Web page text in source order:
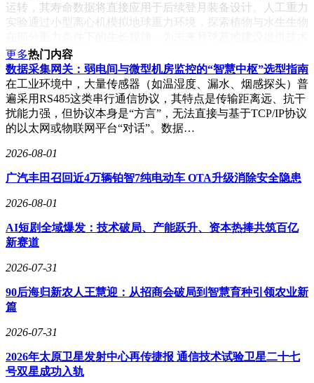
运转，其寿命数据将直接应用于后续登月装备设计。人工重力
实验通过小型离心机模拟地球重力环境，探索植物与水生生物
储备。
心理耐受性测试同样关键。三名航天员将在密闭空间内度过
365天，仅能通过每周半小时的延迟视频通话与家人联系。地
面团队为此设计了特殊娱乐方案，包括漂浮状态下的春节饺子
宴及地球直播电视节目。科研人员透露，航天员需定期采集血
样与尿样，这些数据将用于分析微重力环境对人体的长期影
响，为登月任务制定医疗预案。
中国载人登月工程已进入实质阶段，长征十号火箭、梦舟飞船
术，着陆器着陆精度控制在几十米内，显著优于阿波罗计划。
神舟二十三号积累的一年期数据，将直接应用于月球基地能源
系统设计——新型太阳能电池可支撑月球长达14天的极夜环
境，而抗辐射布料实验成果或用于改进未来航天服设计。
稻品种，冻干食品工艺应用于方便面蔬菜包生产，碳纤维材料
则进入高端制造业领域。据统计，航天产业链已带动数十万人
站预计于2030年退役，天宫空间站或将成为全球唯一太空实验
室，中国正从技术受制方转变为国际合作主导方。
这场持续一年的太空驻留，被外媒形容为"中国航天版的卧薪
更多热门内容
数据采集网关：弱电间与微型机房监控的“智慧中枢”选型指南
在工业环境中，大量传感器（如温湿度、漏水、烟感探头）普
遍采用RS485这类串行通信协议，其特点是传输距离远、抗干
扰能力强，但协议本身是“方言”，无法直接与基于TCP/IP协议
的以太网或物联网平台“对话”。数据…
2026-08-01
广汽丰田召回近4万辆铂智7纯电动车 OTA升级消除安全隐患
2026-08-01
AI短剧全域爆发：技术破局、产能跃升、资本热捧共筑百亿
新赛道
2026-07-31
90后海归新农人王慧迎：从招商会破局到智慧育种引领农业新
篇
2026-07-31
2026年太原卫星发射中心再传捷报 通信技术试验卫星二十七
号双星成功入轨